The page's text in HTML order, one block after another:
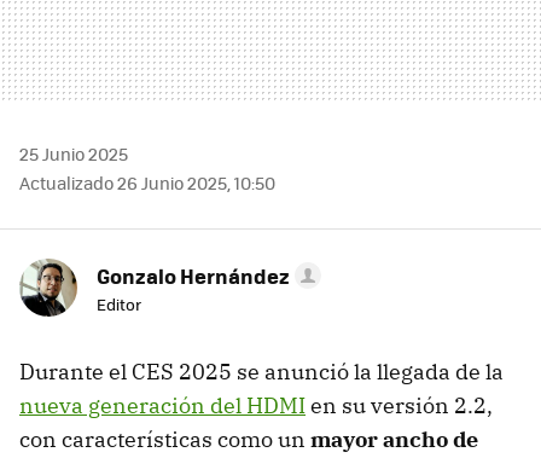
25 Junio 2025
Actualizado 26 Junio 2025, 10:50
Gonzalo Hernández
Editor
Durante el CES 2025 se anunció la llegada de la
nueva generación del HDMIen su versión 2.2,
con características como un mayor ancho de